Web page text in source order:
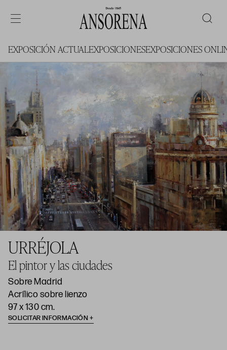
EXPOSICIÓN ACTUALEXPOSICIONESEXPOSICIONES
URRÉJOLA
El pintor y las ciudades
Sobre Madrid
Acrílico sobre lienzo
97 x 130 cm.
SOLICITAR INFORMACIÓN